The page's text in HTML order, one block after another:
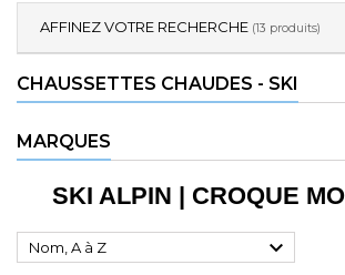
AFFINEZ VOTRE RECHERCHE (13 produits)
CHAUSSETTES CHAUDES - SKI
MARQUES
SKI ALPIN | CROQUE
Nom, A à Z 